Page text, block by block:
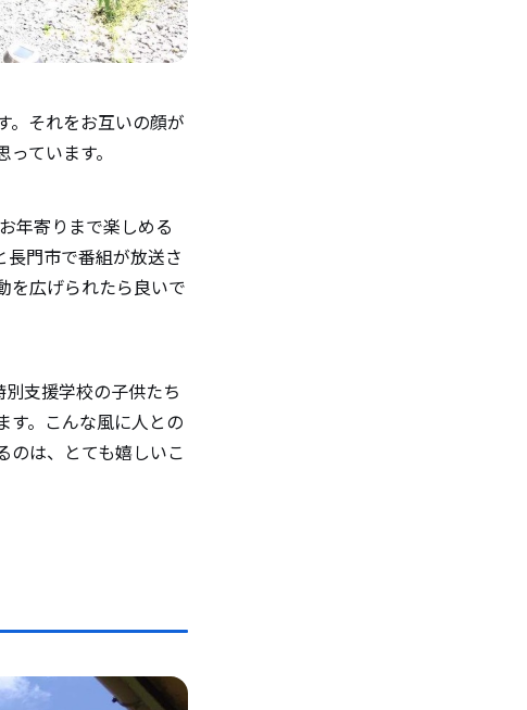
。それをお互いの顔が
ています。
年寄りまで楽しめる
門市で番組が放送さ
を広げられたら良いで
支援学校の子供たち
す。こんな風に人との
のは、とても嬉しいこ